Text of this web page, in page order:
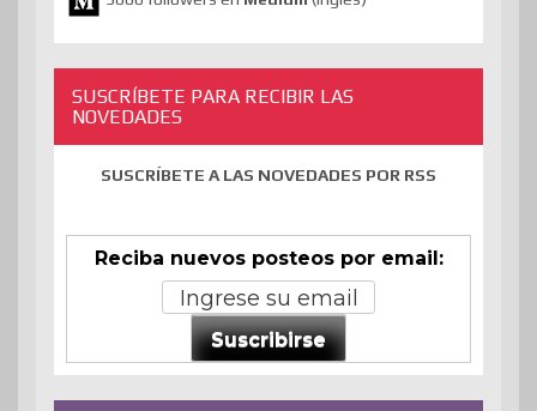
SUSCRÍBETE PARA RECIBIR LAS
NOVEDADES
SUSCRÍBETE A LAS NOVEDADES POR RSS
Reciba nuevos posteos por email:
Suscribirse